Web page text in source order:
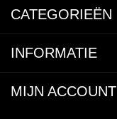
CATEGORIEËN
INFORMATIE
MIJN ACCOUNT